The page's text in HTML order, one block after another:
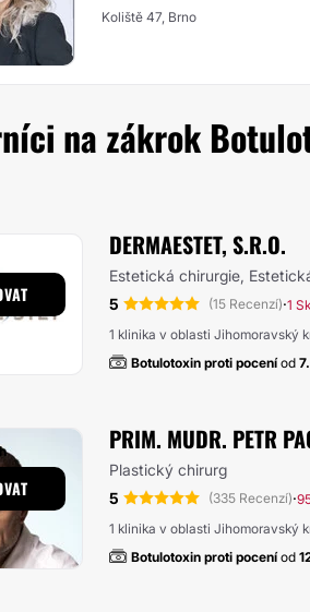
Koliště 47, Brno
na zákrok
DERMAESTET, S.R.O.
Estetická chirurgie,
5
(15 Recenzí)·1
1 klinika v oblasti Jihomoravský
Botulotoxin proti poceníod
PRIM. MUDR. PETR
Plastický chirurg
5
(335 Recenzí)·
1 klinika v oblasti Jihomoravský
Botulotoxin proti poceníod